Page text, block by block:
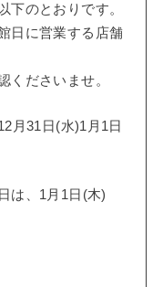
下のとおりです。
日に営業する店舗
くださいませ。
月31日(水)1月1日
は、1月1日(木)